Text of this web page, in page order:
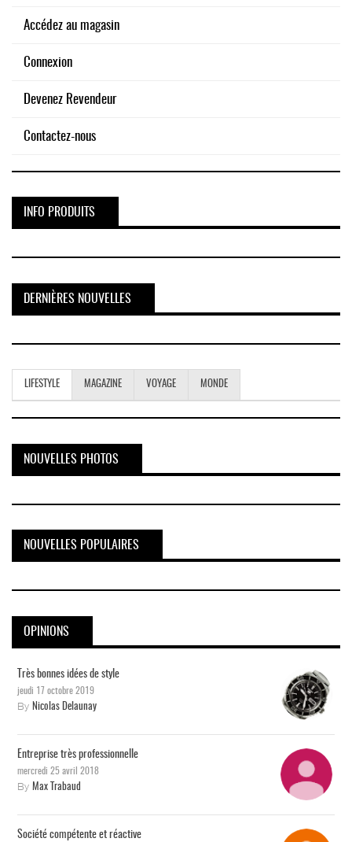
Accédez au magasin
Connexion
Devenez Revendeur
Contactez-nous
INFO PRODUITS
DERNIÈRES NOUVELLES
LIFESTYLE MAGAZINE VOYAGE MONDE
NOUVELLES PHOTOS
NOUVELLES POPULAIRES
OPINIONS
Très bonnes idées de style
jeudi 17 octobre 2019
By Nicolas Delaunay
Entreprise très professionnelle
mercredi 25 avril 2018
By Max Trabaud
Société compétente et réactive